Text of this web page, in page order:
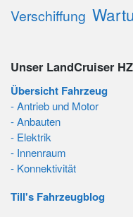
Verschiffung
Unser LandCruiser
Übersicht Fahrzeug
- Antrieb und Motor
- Anbauten
- Elektrik
- Innenraum
- Konnektivität
Till's Fahrzeugblog